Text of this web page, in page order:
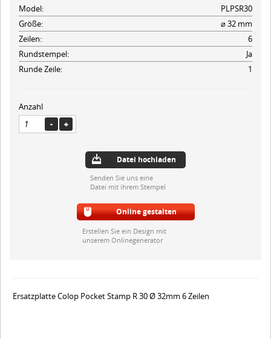
Model:
PLPSR30
Größe:
⌀ 32 mm
Zeilen:
6
Rundstempel:
Ja
Runde Zeile:
1
Anzahl
Datei hochladen
Senden Sie uns eine
Datei mit ihrem Stempel
Online gestalten
Erstellen Sie ein Design mit
unserem Onlinegenerator
Ersatzplatte Colop Pocket Stamp R 30 Ø 32mm 6 Zeilen